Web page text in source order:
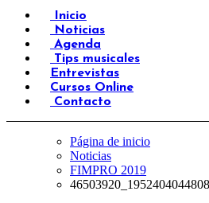
Inicio
Noticias
Agenda
Tips musicales
Entrevistas
Cursos Online
Contacto
Página de inicio
Noticias
FIMPRO 2019